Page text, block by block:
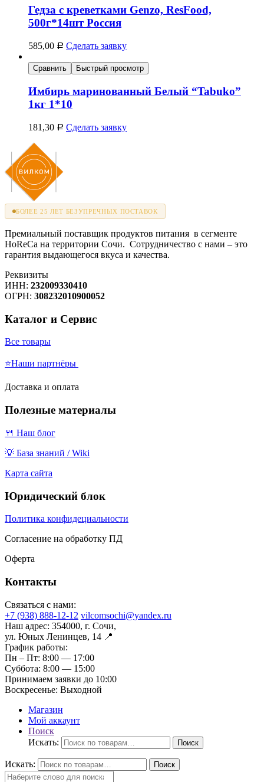
Гедза с креветками Genzo, ResFood,
500г*14шт Россия
585,00 Р Сделать заявку
Сравнить Быстрый просмотр
Имбирь маринованный Белый “Tabuko”
1кг 1*10
181,30 Р Сделать заявку
БОЛЕЕ 25 ЛЕТ БЕЗУПРЕЧНЫХ ПОСТАВОК
Премиальный поставщик продуктов питания в сегменте
HoReCa на территории Сочи. Сотрудничество с нами – это
гарантия выдающегося вкуса и качества.
Реквизиты
ИНН: 232009330410
ОГРН: 308232010900052
Каталог и Сервис
Все товары
⭐Наши партнёры
Доставка и оплата
Полезные материалы
🍴 Наш блог
💡 База знаний / Wiki
Карта сайта
Юридический блок
Политика конфидециальности
Согласение на обработку ПД
Оферта
Контакты
Связаться с нами:
+7 (938) 888-12-12 vilcomsochi@yandex.ru
Наш адрес: 354000, г. Сочи,
ул. Юных Ленинцев, 14 📍
График работы:
Пн – Пт: 8:00 — 17:00
Суббота: 8:00 — 15:00
Принимаем заявки до 10:00
Воскресенье: Выходной
Магазин
Мой аккаунт
Поиск
Искать:
Поиск
Искать: Поиск